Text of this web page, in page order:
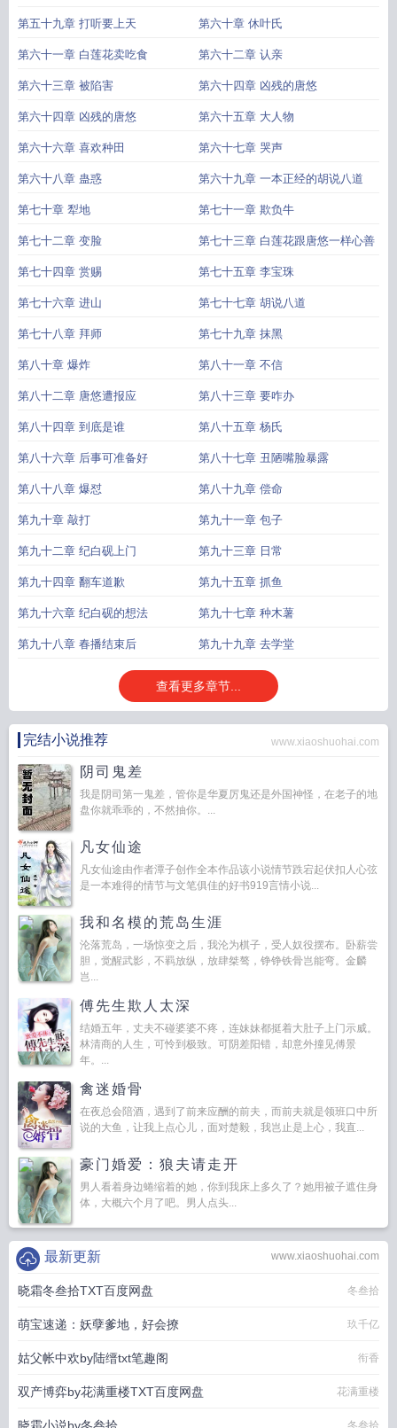
第五十九章 打听要上天 第六十章 休叶氏
第六十一章 白莲花卖吃食 第六十二章 认亲
第六十三章 被陷害 第六十四章 凶残的唐悠
第六十四章 凶残的唐悠 第六十五章 大人物
第六十六章 喜欢种田 第六十七章 哭声
第六十八章 蛊惑 第六十九章 一本正经的胡说八道
第七十章 犁地 第七十一章 欺负牛
第七十二章 变脸 第七十三章 白莲花跟唐悠一样心善
第七十四章 赏赐 第七十五章 李宝珠
第七十六章 进山 第七十七章 胡说八道
第七十八章 拜师 第七十九章 抹黑
第八十章 爆炸 第八十一章 不信
第八十二章 唐悠遭报应 第八十三章 要咋办
第八十四章 到底是谁 第八十五章 杨氏
第八十六章 后事可准备好 第八十七章 丑陋嘴脸暴露
第八十八章 爆怼 第八十九章 偿命
第九十章 敲打 第九十一章 包子
第九十二章 纪白砚上门 第九十三章 日常
第九十四章 翻车道歉 第九十五章 抓鱼
第九十六章 纪白砚的想法 第九十七章 种木薯
第九十八章 春播结束后 第九十九章 去学堂
查看更多章节...
完结小说推荐 www.xiaoshuohai.com
阴司鬼差
我是阴司第一鬼差，管你是华夏厉鬼还是外国神怪，在老子的地
盘你就乖乖的，不然抽你。...
凡女仙途
凡女仙途由作者潭子创作全本作品该小说情节跌宕起伏扣人心弦
是一本难得的情节与文笔俱佳的好书919言情小说...
我和名模的荒岛生涯
沦落荒岛，一场惊变之后，我沦为棋子，受人奴役摆布。卧薪尝
胆，觉醒武影，不羁放纵，放肆桀骜，铮铮铁骨岂能弯。金麟
岂...
傅先生欺人太深
结婚五年，丈夫不碰婆婆不疼，连妹妹都挺着大肚子上门示威。
林清商的人生，可怜到极致。可阴差阳错，却意外撞见傅景
年。...
禽迷婚骨
在夜总会陪酒，遇到了前来应酬的前夫，而前夫就是领班口中所
说的大鱼，让我上点心儿，面对楚毅，我岂止是上心，我直...
豪门婚爱：狼夫请走开
男人看着身边蜷缩着的她，你到我床上多久了？她用被子遮住身
体，大概六个月了吧。男人点头...
www.xiaoshuohai.com
最新更新
晓霜冬叁拾TXT百度网盘 冬叁拾
萌宝速递：妖孽爹地，好会撩 玖千亿
姑父帐中欢by陆缙txt笔趣阁 衔香
双产博弈by花满重楼TXT百度网盘 花满重楼
冬叁拾